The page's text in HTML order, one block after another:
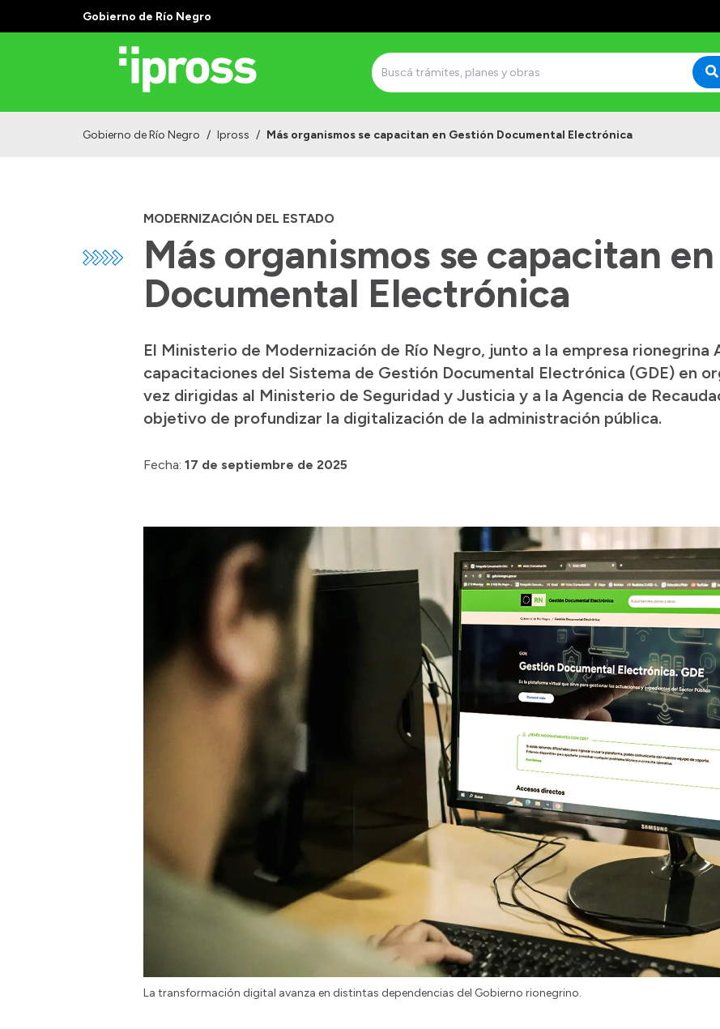
Gobierno de Río Negro
Gobierno de Río Negro / Ipross / Más organismos se capacitan en Gestión Documental Electrónica
MODERNIZACIÓN DEL ESTADO
Más organismos se capacitan
Documental Electrónica
El Ministerio de Modernización de Río Negro, junto a la empresa rionegrina
capacitaciones del Sistema de Gestión Documental Electrónica (GDE) en
vez dirigidas al Ministerio de Seguridad y Justicia y a la Agencia de
objetivo de profundizar la digitalización de la administración pública.
Fecha: 17 de septiembre de 2025
La transformación digital avanza en distintas dependencias del Gobierno rionegrino.